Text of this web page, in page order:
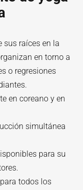
sus raíces en la
en torno a
o regresiones
en coreano y en
simultánea
para su
todos los